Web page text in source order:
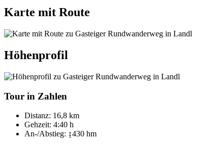
Karte mit Route
Höhenprofil
Tour in Zahlen
Distanz: 16,8 km
Gehzeit: 4:40 h
An-/Abstieg: ↨430 hm